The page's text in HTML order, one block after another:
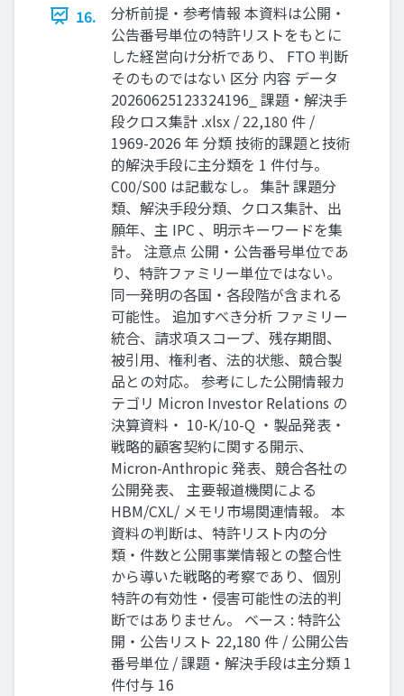
16.
分析前提・参考情報 本資料は公開・
公告番号単位の特許リストをもとに
した経営向け分析であり、 FTO 判断
そのものではない 区分 内容 データ
20260625123324196_ 課題・解決手
段クロス集計 .xlsx / 22,180 件 /
1969-2026 年 分類 技術的課題と技術
的解決手段に主分類を 1 件付与。
C00/S00 は記載なし。 集計 課題分
類、解決手段分類、クロス集計、出
願年、主 IPC 、明示キーワードを集
計。 注意点 公開・公告番号単位であ
り、特許ファミリー単位ではない。
同一発明の各国・各段階が含まれる
可能性。 追加すべき分析 ファミリー
統合、請求項スコープ、残存期間、
被引用、権利者、法的状態、競合製
品との対応。 参考にした公開情報カ
テゴリ Micron Investor Relations の
決算資料・ 10-K/10-Q ・製品発表・
戦略的顧客契約に関する開示、
Micron-Anthropic 発表、競合各社の
公開発表、 主要報道機関による
HBM/CXL/ メモリ市場関連情報。 本
資料の判断は、特許リスト内の分
類・件数と公開事業情報との整合性
から導いた戦略的考察であり、個別
特許の有効性・侵害可能性の法的判
断ではありません。 ベース : 特許公
開・公告リスト 22,180 件 / 公開公告
番号単位 / 課題・解決手段は主分類 1
件付与 16